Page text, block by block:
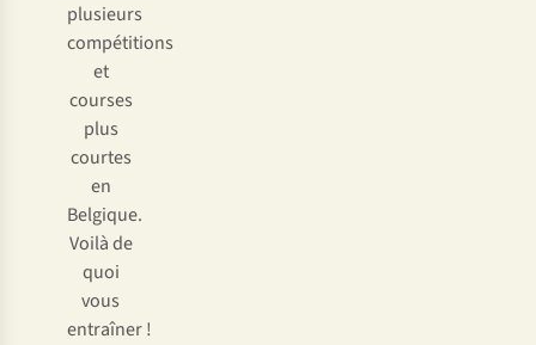
plusieurs
compétitions
et
courses
plus
courtes
en
Belgique.
Voilà de
quoi
vous
entraîner !